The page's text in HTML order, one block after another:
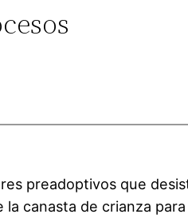
preadoptivos que
canasta de crianza